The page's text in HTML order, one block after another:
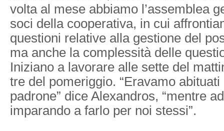
volta al mese abbiamo l’assemblea
soci della cooperativa, in cui
questioni relative alla gestione del
ma anche la complessità delle
Iniziano a lavorare alle sette del
tre del pomeriggio. “Eravamo
padrone” dice Alexandros, “mentre
imparando a farlo per noi stessi”.